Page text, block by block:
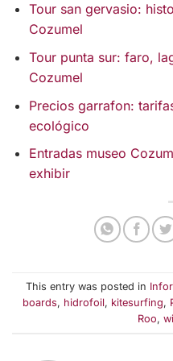
Tour san gervasio:
Cozumel
Tour punta sur: faro,
Cozumel
Precios garrafon:
ecológico
Entradas museo
exhibir
This entry was posted in
boards, hidrofoil, kitesurfing,
Roo,